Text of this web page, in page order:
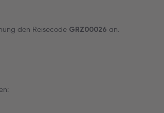
den Reisecode GRZ00026 an.